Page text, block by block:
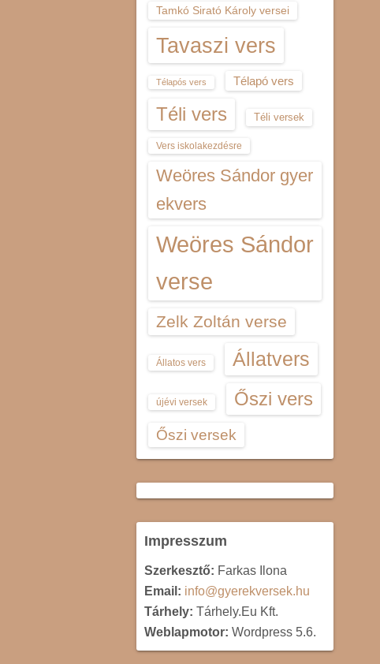
Tamkó Sirató Károly versei
Tavaszi vers
Télapós vers Télapó vers
Téli vers Téli versek
Vers iskolakezdésre
Weöres Sándor gyer
ekvers
Weöres Sándor
verse
Zelk Zoltán verse
Állatos vers Állatvers
újévi versek Őszi vers
Őszi versek
Impresszum
Szerkesztő: Farkas Ilona
Email: info@gyerekversek.hu
Tárhely: Tárhely.Eu Kft.
Weblapmotor: Wordpress 5.6.